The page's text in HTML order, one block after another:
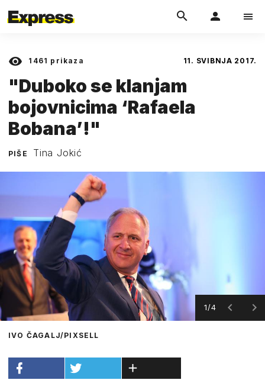
1461 prikaza 11. SVIBNJA 2017.
"Duboko se klanjam
bojovnicima ‘Rafaela
Bobana’!"
PIŠE Tina Jokić
1/4
IVO ČAGALJ/PIXSELL